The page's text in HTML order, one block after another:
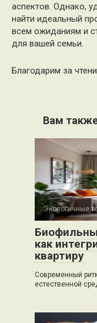
аспектов. Однако,
найти идеальный
всем ожиданиям и
для вашей семьи.
Благодарим за
Вам
Экологичные
как
квартиру
Современный
естественной